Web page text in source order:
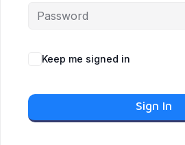
Keep me signed in
Sign In